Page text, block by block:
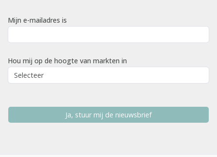
Mijn e-mailadres is
Hou mij op de hoogte van markten in
Ja, stuur mij de nieuwsbrief